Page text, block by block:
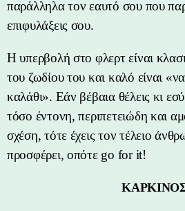
παράλληλα τον εαυτό σου που
επιφυλάξεις σου.
Η υπερβολή στο φλερτ είναι
του ζωδίου του και καλό είναι
καλάθι». Εάν βέβαια θέλεις κι
τόσο έντονη, περιπετειώδη και
σχέση, τότε έχεις τον τέλειο
προσφέρει, οπότε go for it!